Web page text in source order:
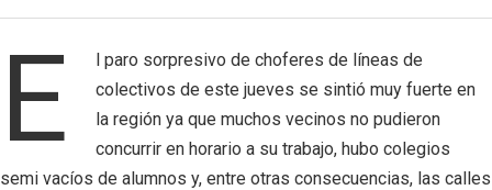
E
l paro sorpresivo de choferes de líneas de
colectivos de este jueves se sintió muy fuerte en
la región ya que muchos vecinos no pudieron
concurrir en horario a su trabajo, hubo colegios
semi vacíos de alumnos y, entre otras consecuencias, las calles